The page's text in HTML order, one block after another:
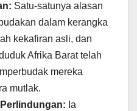
Satu-satunya alasan
dalam kerangka
kekafiran asli, dan
Afrika Barat telah
mereka
mutlak.
Ia